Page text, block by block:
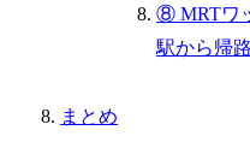
⑧ MRTワ
駅から帰
まとめ